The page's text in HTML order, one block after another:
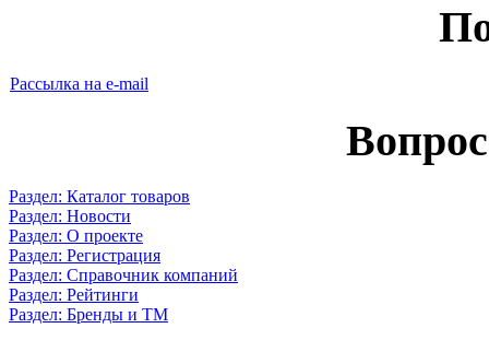
Рассылка на e-mail
Раздел: Каталог товаров
Раздел: Новости
Раздел: О проекте
Раздел: Регистрация
Раздел: Справочник компаний
Раздел: Рейтинги
Раздел: Бренды и ТМ